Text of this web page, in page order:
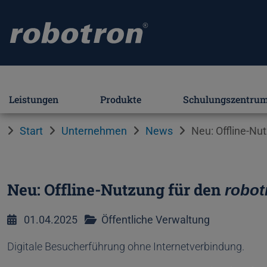
Leistungen Produkte
Start Unternehmen News Neu: Offline-
Neu: Offline-Nutzung für den
01.04.2025 Öffentliche Verwaltung
Digitale Besucherführung ohne Internetverbindung.